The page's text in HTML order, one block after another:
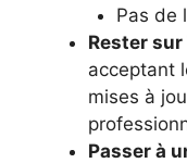
Pas de
Rester
acceptant
mises à
Passer à